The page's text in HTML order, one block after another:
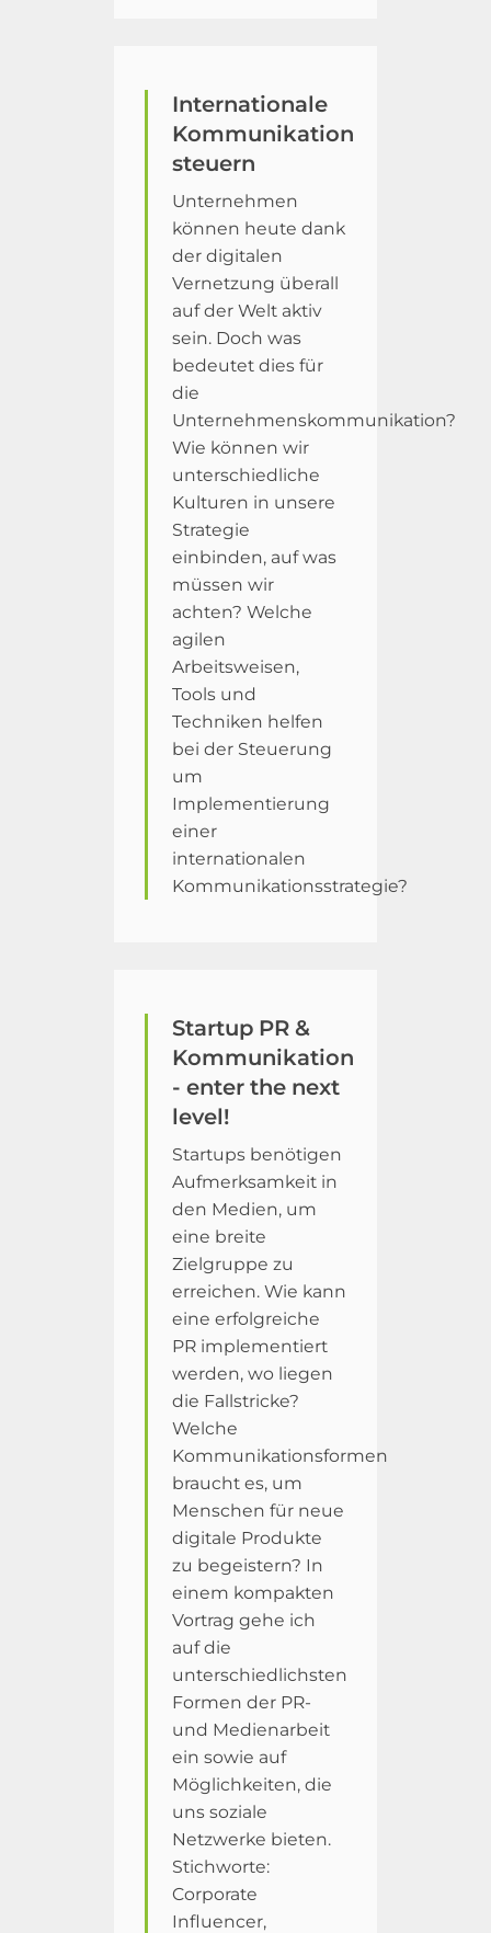
Internationale
Kommunikation
steuern
Unternehmen
können heute dank
der digitalen
Vernetzung überall
auf der Welt aktiv
sein. Doch was
bedeutet dies für
die
Unternehmenskommunikation?
Wie können wir
unterschiedliche
Kulturen in unsere
Strategie
einbinden, auf was
müssen wir
achten? Welche
agilen
Arbeitsweisen,
Tools und
Techniken helfen
bei der Steuerung
um
Implementierung
einer
internationalen
Kommunikationsstrategie?
Startup PR &
Kommunikation
- enter the next
level!
Startups benötigen
Aufmerksamkeit in
den Medien, um
eine breite
Zielgruppe zu
erreichen. Wie kann
eine erfolgreiche
PR implementiert
werden, wo liegen
die Fallstricke?
Welche
Kommunikationsformen
braucht es, um
Menschen für neue
digitale Produkte
zu begeistern? In
einem kompakten
Vortrag gehe ich
auf die
unterschiedlichsten
Formen der PR-
und Medienarbeit
ein sowie auf
Möglichkeiten, die
uns soziale
Netzwerke bieten.
Stichworte:
Corporate
Influencer,